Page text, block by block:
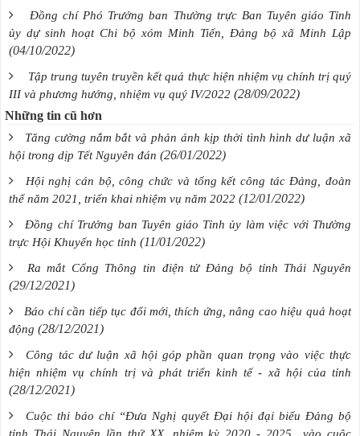
Đồng chí Phó Trưởng ban Thường trực Ban Tuyên giáo Tỉnh
ủy dự sinh hoạt Chi bộ xóm Minh Tiến, Đảng bộ xã Minh Lập
(04/10/2022)
Tập trung tuyên truyền kết quả thực hiện nhiệm vụ chính trị quý
III và phương hướng, nhiệm vụ quý IV/2022 (28/09/2022)
Những tin cũ hơn
Tăng cường nắm bắt và phản ánh kịp thời tình hình dư luận xã
hội trong dịp Tết Nguyên đán (26/01/2022)
Hội nghị cán bộ, công chức và tổng kết công tác Đảng, đoàn
thể năm 2021, triển khai nhiệm vụ năm 2022 (12/01/2022)
Đồng chí Trưởng ban Tuyên giáo Tỉnh ủy làm việc với Thường
trực Hội Khuyến học tỉnh (11/01/2022)
Ra mắt Cổng Thông tin điện tử Đảng bộ tỉnh Thái Nguyên
(29/12/2021)
Báo chí cần tiếp tục đổi mới, thích ứng, nâng cao hiệu quả hoạt
động (28/12/2021)
Công tác dư luận xã hội góp phần quan trọng vào việc thực
hiện nhiệm vụ chính trị và phát triển kinh tế - xã hội của tỉnh
(28/12/2021)
Cuộc thi báo chí “Đưa Nghị quyết Đại hội đại biểu Đảng bộ